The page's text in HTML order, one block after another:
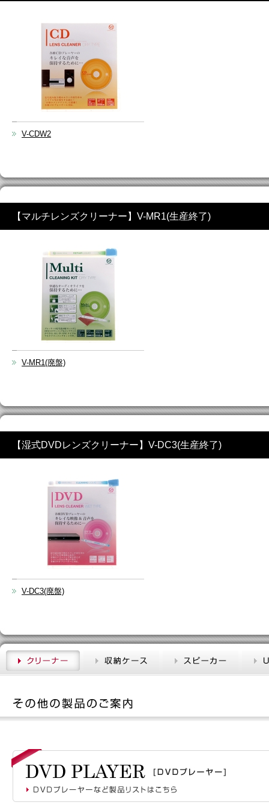
V-CDW2
【マルチレンズクリーナー】V-MR1(生産終了)
V-MR1(廃盤)
【湿式DVDレンズクリーナー】V-DC3(生産終了)
V-DC3(廃盤)